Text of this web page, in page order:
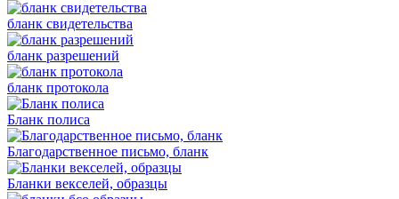
бланк свидетельства
бланк разрешений
бланк протокола
Бланк полиса
Благодарственное письмо, бланк
Бланки векселей, образцы